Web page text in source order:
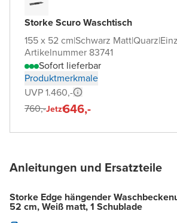
Storke Scuro Waschtisch
155 x 52 cm|Schwarz Matt|Quarz|
Artikelnummer 83741
Sofort lieferbar
Produktmerkmale
UVP 1.460,-
760,-Jetzt646,-
Anleitungen und Ersatzteile
Storke Edge hängender
52 cm, Weiß matt, 1 Schublade